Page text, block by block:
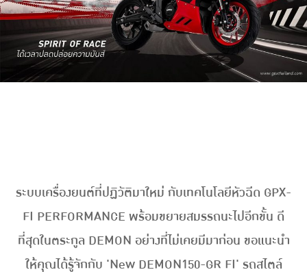
ระบบเครื่องยนต์ที่ปฏิวัติมาใหม่ กับเทคโนโลยีหัวฉีด GPX-
FI PERFORMANCE พร้อมขยายสมรรถนะไปอีกขั้น ดี
ที่สุดในตระกูล DEMON อย่างที่ไม่เคยมีมาก่อน ขอแนะนำ
ให้คุณได้รู้จักกับ 'New DEMON150-GR FI' รถสไตล์